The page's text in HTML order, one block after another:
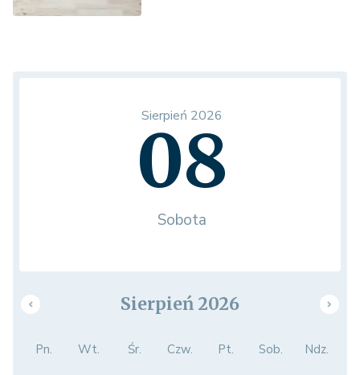
Sierpień 2026
08
Sobota
Sierpień 2026
Pn. Wt. Śr. Czw. Pt. Sob. Ndz.